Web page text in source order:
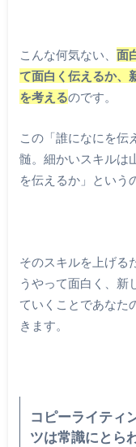
こんな何気ない、 面
て面白く伝えるか、
を考えるのです。
この「誰になにを伝
髄。細かいスキルは
を伝えるか」という
そのスキルを上げる
うやって面白く、新
ていくことであなた
きます。
コピーライティ
ツは常識にとら